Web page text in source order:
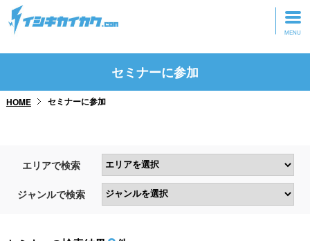
トップページ
研修・ツアーに参加
セミナーに参加
HOME セミナーに参加
エリアで検索
ジャンルで検索